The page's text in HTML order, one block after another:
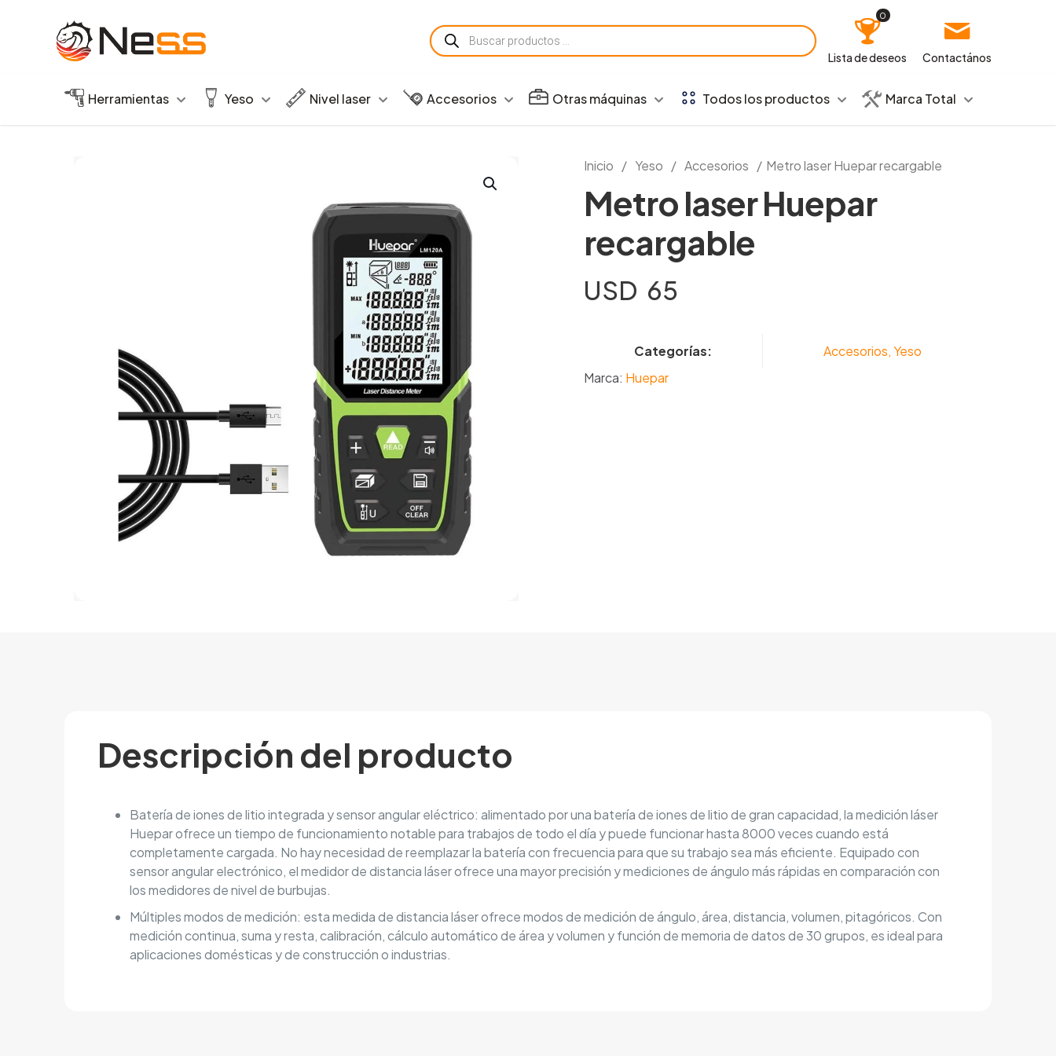
Búsqueda
de
productos
0
Lista de deseos Contactános
Herramientas Yeso Nivel laser Accesorios Otras máquinas Todos los productos Marca Total
Inicio / Yeso / Accesorios / Metro laser Huepar recargable
Metro laser Huepar
recargable
USD 65
Categorías: Accesorios,Yeso
Marca: Huepar
Descripción del producto
Batería de iones de litio integrada y sensor angular eléctrico: alimentado por una batería de iones de litio de gran capacidad, la medición láser
Huepar ofrece un tiempo de funcionamiento notable para trabajos de todo el día y puede funcionar hasta 8000 veces cuando está
completamente cargada. No hay necesidad de reemplazar la batería con frecuencia para que su trabajo sea más eficiente. Equipado con
sensor angular electrónico, el medidor de distancia láser ofrece una mayor precisión y mediciones de ángulo más rápidas en comparación con
los medidores de nivel de burbujas.
Múltiples modos de medición: esta medida de distancia láser ofrece modos de medición de ángulo, área, distancia, volumen, pitagóricos. Con
medición continua, suma y resta, calibración, cálculo automático de área y volumen y función de memoria de datos de 30 grupos, es ideal para
aplicaciones domésticas y de construcción o industrias.